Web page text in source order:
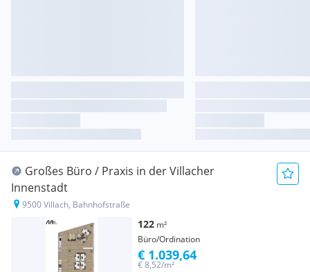
Großes Büro / Praxis in der Villacher
Innenstadt
9500 Villach, Bahnhofstraße
122 m²
Büro/Ordination
€ 8,52/m²
€ 1.039,64